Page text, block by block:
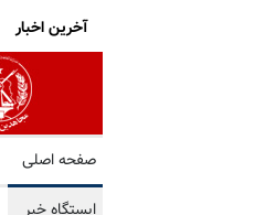
نفت رژیم ایران در پی محاصره دریایی آمریکا
آخرین اخبار
صفحه اصلی